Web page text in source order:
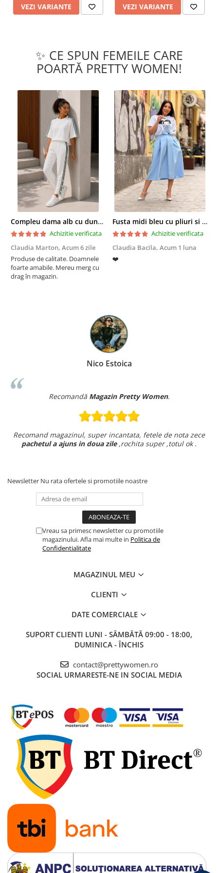
VEZI VARIANTE VEZI VARIANTE
✨ CE SPUN FEMEILE CARE
POARTĂ PRETTY WOMEN!
Compleu dama alb cu dungi laterale in nuante de verde si negru
Achizitie verificata
Claudia Marton, Acum 6 zile
Produse de calitate. Doamnele
foarte amabile. Mereu merg cu
drag în magazin.
Fusta midi bleu cu pliuri si buzunare
Achizitie verificata
Claudia Bacila, Acum 1 luna
❤️
Nico Estoica
Recomandă Magazin Pretty Women.
Recomand magazinul, super incantata, fetele de nota zece
pachetul a ajuns in doua zile,rochita super ,totul ok .
Newsletter Nu rata ofertele si promotiile noastre
Vreau sa primesc newsletter cu promotiile
magazinului. Afla mai multe in Politica de
Confidentialitate
MAGAZINUL MEU
CLIENTI
DATE COMERCIALE
SUPORT CLIENTI LUNI - SÂMBĂTĂ 09:00 - 18:00,
DUMINICA - ÎNCHIS
contact@prettywomen.ro
SOCIAL URMARESTE-NE IN SOCIAL MEDIA